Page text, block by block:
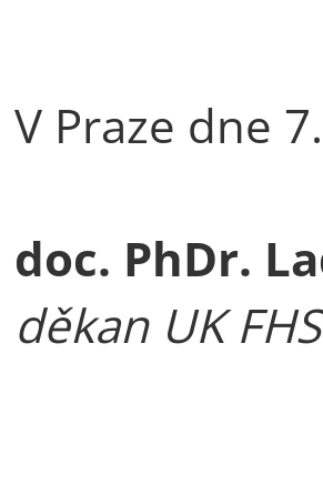
V Praze dne
doc. PhDr.
děkan UK FHS